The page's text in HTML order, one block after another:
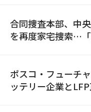
合同捜査本部、中
を再度家宅捜索…
ポスコ・フューチ
ッテリー企業と